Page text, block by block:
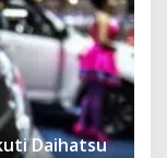
Daihatsu